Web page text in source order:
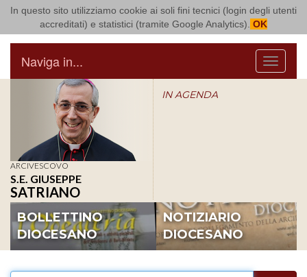
In questo sito utilizziamo cookie ai soli fini tecnici (login degli utenti
accreditati) e statistici (tramite Google Analytics). OK
Arcidiocesi di Bari Bitonto
Menu
Naviga in...
ARCIVESCOVO
S.E. GIUSEPPE
SATRIANO
IN AGENDA
BOLLETTINO
DIOCESANO
NOTIZIARIO
DIOCESANO